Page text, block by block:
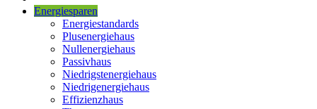
Energiesparen
Energiestandards
Plusenergiehaus
Nullenergiehaus
Passivhaus
Niedrigstenergiehaus
Niedrigenergiehaus
Effizienzhaus